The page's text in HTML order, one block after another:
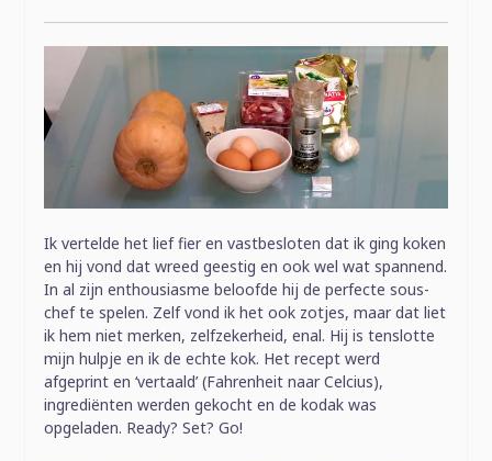
Ik vertelde het lief fier en vastbesloten dat ik ging koken
en hij vond dat wreed geestig en ook wel wat spannend.
In al zijn enthousiasme beloofde hij de perfecte sous-
chef te spelen. Zelf vond ik het ook zotjes, maar dat liet
ik hem niet merken, zelfzekerheid, enal. Hij is tenslotte
mijn hulpje en ik de echte kok. Het recept werd
afgeprint en ‘vertaald’ (Fahrenheit naar Celcius),
ingrediënten werden gekocht en de kodak was
opgeladen. Ready? Set? Go!